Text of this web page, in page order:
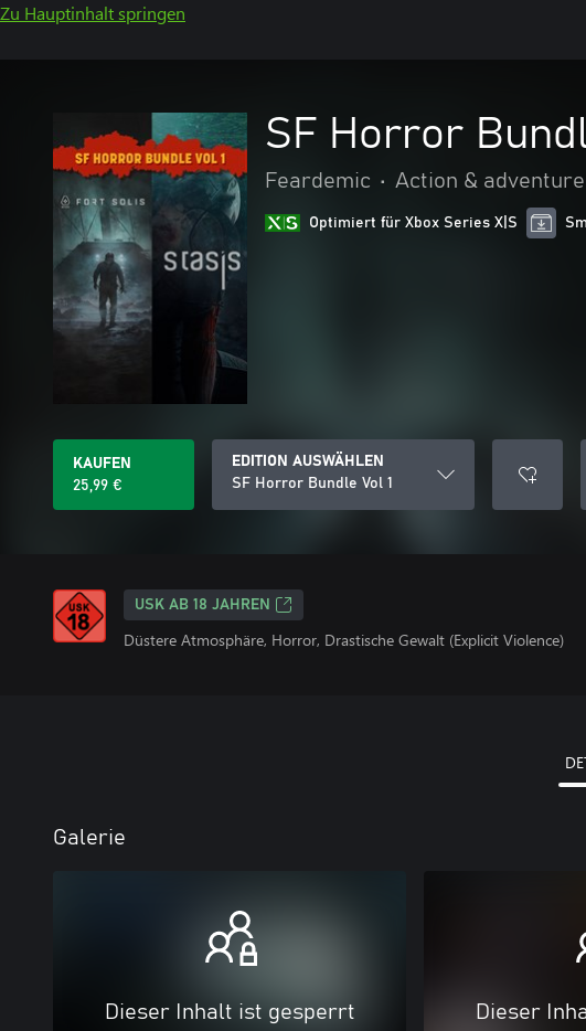
Zu Hauptinhalt springen
SF Horror
Feardemic • Action & adventure
Optimiert für Xbox Series X|S
KAUFEN
25,99 €
EDITION AUSWÄHLEN
SF Horror Bundle Vol 1
USK AB 18 JAHREN
Düstere Atmosphäre, Horror, Drastische Gewalt (Explicit Violence)
Galerie
Dieser Inhalt ist gesperrt Dieser